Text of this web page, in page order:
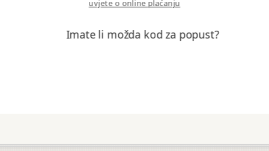
uvjete o online plaćanju
Imate li možda kod za popust?